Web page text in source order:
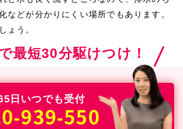
などが分かりにくい場所でもあります。
ょう。
最短30分駆けつけ！
日いつでも受付
939-550